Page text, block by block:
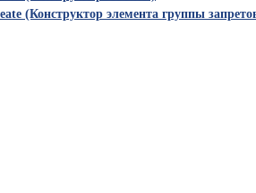
(Конструктор элемента группы